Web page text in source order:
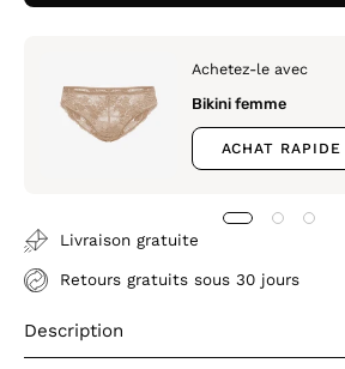
Achetez-le avec
Bikini femme
ACHAT RAPIDE
Livraison gratuite
Retours gratuits sous 30 jours
Description